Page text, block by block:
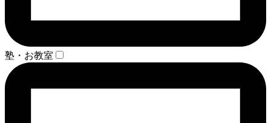
塾・お教室